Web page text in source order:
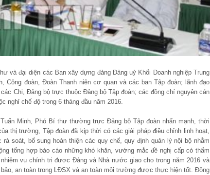
và đại diện các Ban xây dựng đảng Đảng uỷ Khối Doanh nghiệp Trung
đoàn, Đoàn Thanh niên cơ quan và các ban Tập đoàn; lãnh đạo
Chi, Đảng bộ trực thuộc Đảng bộ Tập đoàn; các đồng chí nguyên cán
nghỉ chế độ trong 6 tháng đầu năm 2016.
Minh, Phó Bí thư thường trực Đảng bộ Tập đoàn nhấn mạnh, thời
thị trường, Tập đoàn đã kịp thời có các giải pháp điều chỉnh linh hoạt,
soát, bổ sung hoàn thiện các quy chế, quy định quản lý nội bộ nhằm
tổng hợp báo cáo những khó khăn, vướng mắc đề nghị cấp có thẩm
vụ chính trị được Đảng và Nhà nước giao cho trong năm 2016 và
an toàn trong LĐSX và an toàn môi trường được thực hiện tốt. Đồng